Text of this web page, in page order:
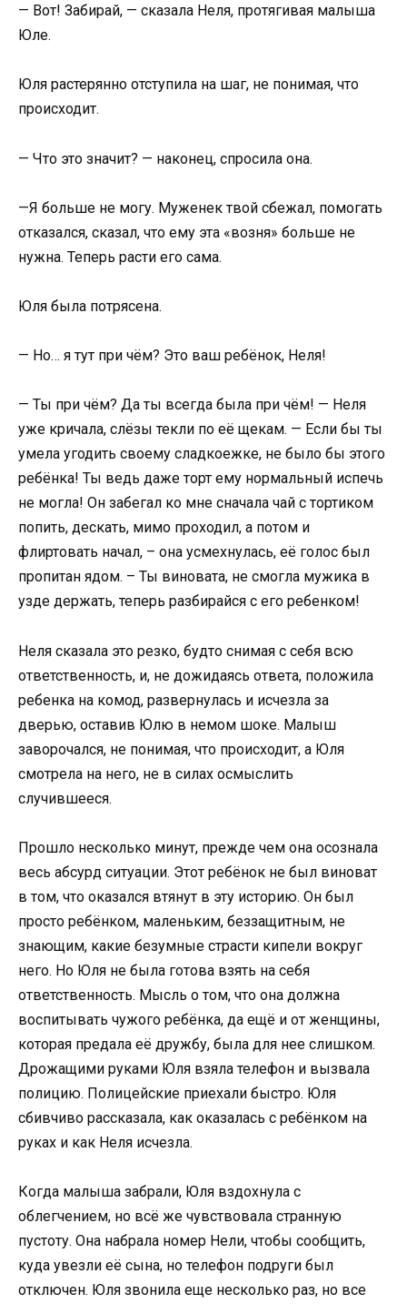
— Вот! Забирай, — сказала Неля, протягивая малыша
Юле.
Юля растерянно отступила на шаг, не понимая, что
происходит.
— Что это значит? — наконец, спросила она.
—Я больше не могу. Муженек твой сбежал, помогать
отказался, сказал, что ему эта «возня» больше не
нужна. Теперь расти его сама.
Юля была потрясена.
— Но… я тут при чём? Это ваш ребёнок, Неля!
— Ты при чём? Да ты всегда была при чём! — Неля
уже кричала, слёзы текли по её щекам. — Если бы ты
умела угодить своему сладкоежке, не было бы этого
ребёнка! Ты ведь даже торт ему нормальный испечь
не могла! Он забегал ко мне сначала чай с тортиком
попить, дескать, мимо проходил, а потом и
флиртовать начал, – она усмехнулась, её голос был
пропитан ядом. – Ты виновата, не смогла мужика в
узде держать, теперь разбирайся с его ребенком!
Неля сказала это резко, будто снимая с себя всю
ответственность, и, не дожидаясь ответа, положила
ребенка на комод, развернулась и исчезла за
дверью, оставив Юлю в немом шоке. Малыш
заворочался, не понимая, что происходит, а Юля
смотрела на него, не в силах осмыслить
случившееся.
Прошло несколько минут, прежде чем она осознала
весь абсурд ситуации. Этот ребёнок не был виноват
в том, что оказался втянут в эту историю. Он был
просто ребёнком, маленьким, беззащитным, не
знающим, какие безумные страсти кипели вокруг
него. Но Юля не была готова взять на себя
ответственность. Мысль о том, что она должна
воспитывать чужого ребёнка, да ещё и от женщины,
которая предала её дружбу, была для нее слишком.
Дрожащими руками Юля взяла телефон и вызвала
полицию. Полицейские приехали быстро. Юля
сбивчиво рассказала, как оказалась с ребёнком на
руках и как Неля исчезла.
Когда малыша забрали, Юля вздохнула с
облегчением, но всё же чувствовала странную
пустоту. Она набрала номер Нели, чтобы сообщить,
куда увезли её сына, но телефон подруги был
отключен. Юля звонила еще несколько раз, но все